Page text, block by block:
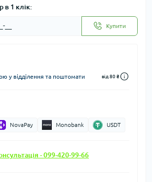
в 1 клік:
Купити
у відділення та поштомати від 80 ₴
NovaPay Monobank USDT
- 099-420-99-66